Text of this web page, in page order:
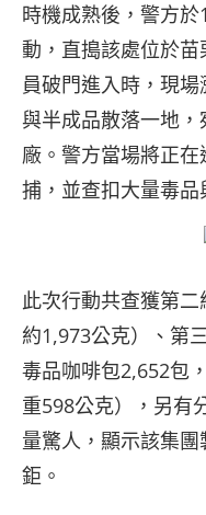
時機成熟後，警方
動，直搗該處位於
員破門進入時，現
與半成品散落一地
廠。警方當場將正
捕，並查扣大量毒品
此次行動共查獲第
約1,973公克）、第
毒品咖啡包2,652包
重598公克），另有
量驚人，顯示該集
鉅。